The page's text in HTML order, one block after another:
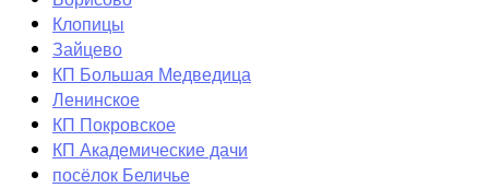
Клопицы
Зайцево
КП Большая Медведица
Ленинское
КП Покровское
КП Академические дачи
посёлок Беличье